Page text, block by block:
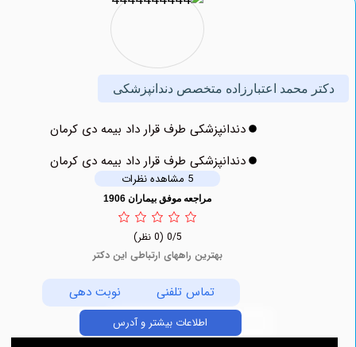
محمد اعتبارزاده متخصص دندانپزشکی
دندانپزشکی طرف قرار داد بیمه دی کرمان
دندانپزشکی طرف قرار داد بیمه دی کرمان
مراجعه موفق بیماران 1906
بهترین راههای ارتباطی این دکتر
تماس تلفنی نوبت دهی
اطلاعات بیشتر و آدرس